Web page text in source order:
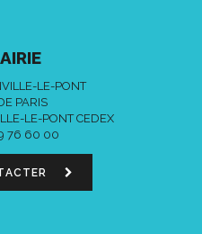
LE-PONT
PARIS
LE-PONT CEDEX
76 60 00